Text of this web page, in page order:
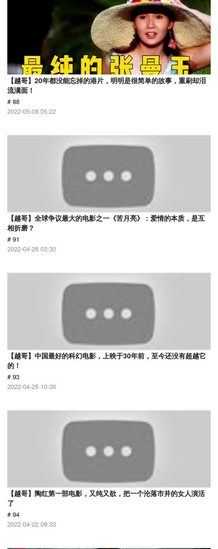
【越哥】20年都没能忘掉的港片，明明是很简单的故事，重刷却泪
流满面！
# 88
2022-05-08 05:22
【越哥】全球争议最大的电影之一《苦月亮》：爱情的本质，是互
相折磨？
# 91
2022-04-28 03:30
【越哥】中国最好的科幻电影，上映于30年前，至今还没有超越它
的！
# 93
2022-04-25 10:36
【越哥】陶红第一部电影，又纯又欲，把一个沦落市井的女人演活
了
# 94
2022-04-22 09:33